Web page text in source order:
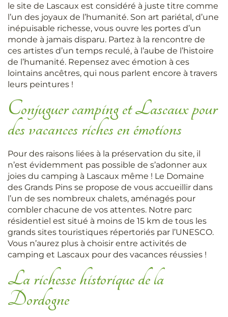
le site de Lascaux est considéré à juste titre comme
l’un des joyaux de l’humanité. Son art pariétal, d’une
inépuisable richesse, vous ouvre les portes d’un
monde à jamais disparu. Partez à la rencontre de
ces artistes d’un temps reculé, à l’aube de l’histoire
de l’humanité. Repensez avec émotion à ces
lointains ancêtres, qui nous parlent encore à travers
leurs peintures !
Conjuguer camping et Lascaux pour
des vacances riches en émotions
Pour des raisons liées à la préservation du site, il
n’est évidemment pas possible de s’adonner aux
joies du camping à Lascaux même ! Le Domaine
des Grands Pins se propose de vous accueillir dans
l’un de ses nombreux chalets, aménagés pour
combler chacune de vos attentes. Notre parc
résidentiel est situé à moins de 15 km de tous les
grands sites touristiques répertoriés par l’UNESCO.
Vous n’aurez plus à choisir entre activités de
camping et Lascaux pour des vacances réussies !
La richesse historique de la
Dordogne